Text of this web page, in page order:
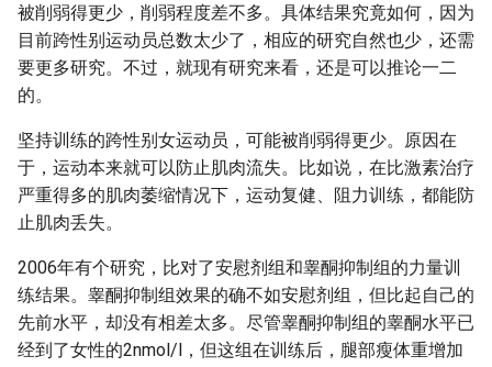
被削弱得更少，削弱程度差不多。具体结果究竟如何，因为
目前跨性别运动员总数太少了，相应的研究自然也少，还需
要更多研究。不过，就现有研究来看，还是可以推论一二
的。
坚持训练的跨性别女运动员，可能被削弱得更少。原因在
于，运动本来就可以防止肌肉流失。比如说，在比激素治疗
严重得多的肌肉萎缩情况下，运动复健、阻力训练，都能防
止肌肉丢失。
2006年有个研究，比对了安慰剂组和睾酮抑制组的力量训
练结果。睾酮抑制组效果的确不如安慰剂组，但比起自己的
先前水平，却没有相差太多。尽管睾酮抑制组的睾酮水平已
经到了女性的2nmol/l，但这组在训练后，腿部瘦体重增加